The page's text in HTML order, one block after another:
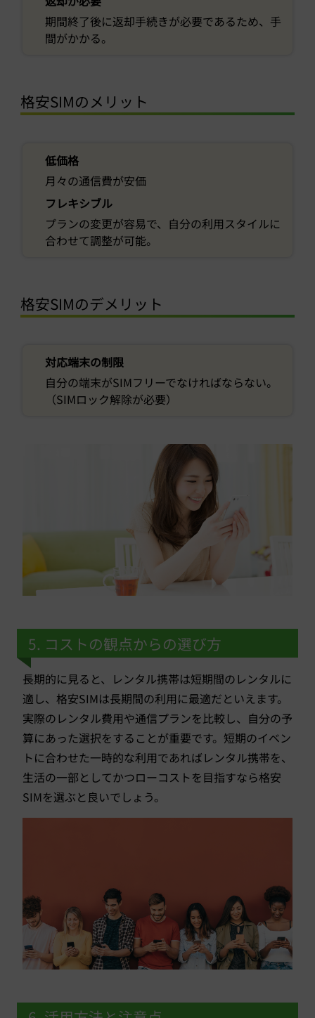
期間終了後に返却手続きが必要であるため、手
間がかかる。
格安SIMのメリット
低価格
月々の通信費が安価
フレキシブル
プランの変更が容易で、自分の利用スタイルに
合わせて調整が可能。
格安SIMのデメリット
対応端末の制限
自分の端末がSIMフリーでなければならない。
（SIMロック解除が必要）
5. コストの観点からの選び方
長期的に見ると、レンタル携帯は短期間のレンタルに
適し、格安SIMは長期間の利用に最適だといえます。
実際のレンタル費用や通信プランを比較し、自分の予
算にあった選択をすることが重要です。短期のイベン
トに合わせた一時的な利用であればレンタル携帯を、
生活の一部としてかつローコストを目指すなら格安
SIMを選ぶと良いでしょう。